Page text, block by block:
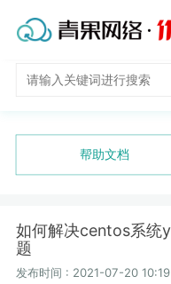
国
短效代理
进入控制台
帮助文档
如何解决centos系统
题
发布时间 : 2021-07-20 10:19